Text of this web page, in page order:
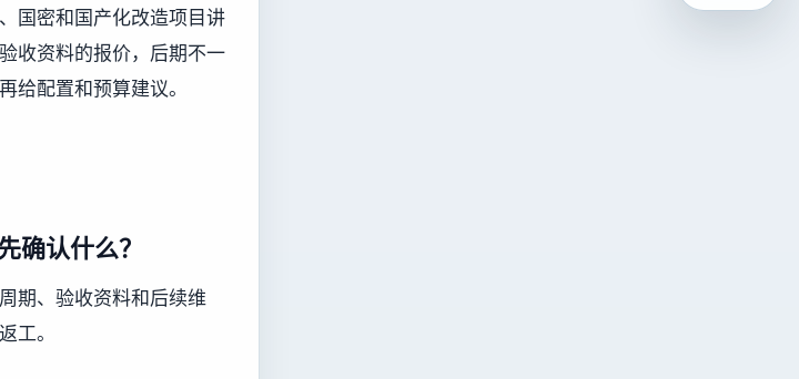
国密和国产化改造项目讲
收资料的报价，后期不一
给配置和预算建议。
确认什么？
期、验收资料和后续维
工。